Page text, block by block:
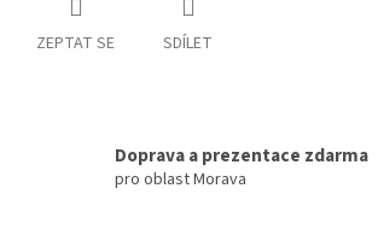
ZEPTAT SE SDÍLET
Doprava a prezentace zdarma
pro oblast Morava